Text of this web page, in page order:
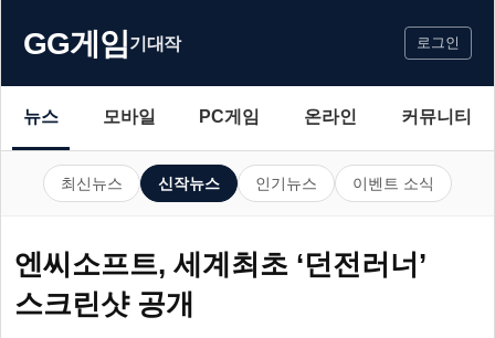
GG게임기대작 로그인
뉴스 모바일 PC게임 온라인 커뮤니티
최신뉴스 신작뉴스 인기뉴스 이벤트 소식
엔씨소프트, 세계최초 ‘던전러너’
스크린샷 공개